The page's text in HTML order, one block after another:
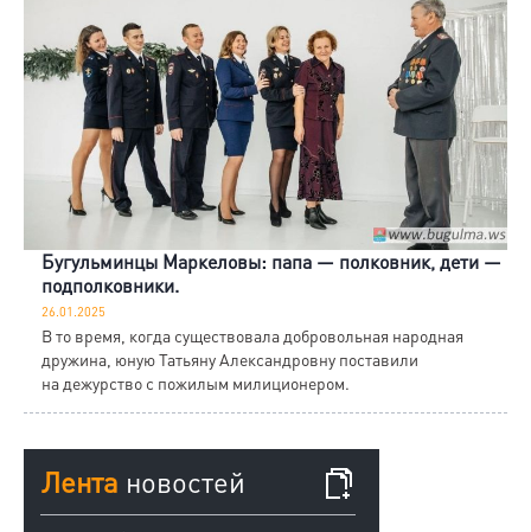
Бугульминцы Маркеловы: папа — полковник, дети —
подполковники.
26.01.2025
В то время, когда существовала добровольная народная
дружина, юную Татьяну Александровну поставили
на дежурство с пожилым милиционером.
Лента новостей